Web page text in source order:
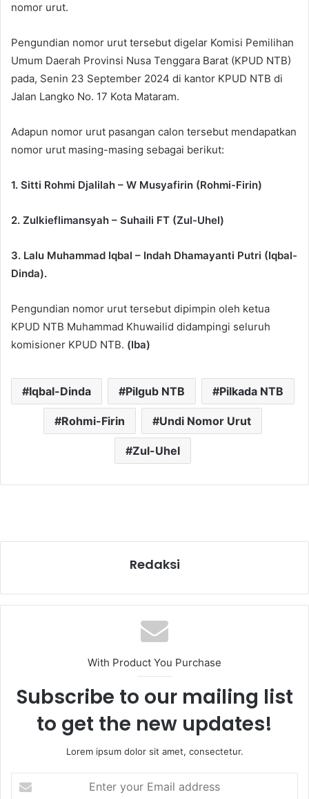
nomor urut.
Pengundian nomor urut tersebut digelar Komisi Pemilihan
Umum Daerah Provinsi Nusa Tenggara Barat (KPUD NTB)
pada, Senin 23 September 2024 di kantor KPUD NTB di
Jalan Langko No. 17 Kota Mataram.
Adapun nomor urut pasangan calon tersebut mendapatkan
nomor urut masing-masing sebagai berikut:
1. Sitti Rohmi Djalilah – W Musyafirin (Rohmi-Firin)
2. Zulkieflimansyah – Suhaili FT (Zul-Uhel)
3. Lalu Muhammad Iqbal – Indah Dhamayanti Putri (Iqbal-
Dinda).
Pengundian nomor urut tersebut dipimpin oleh ketua
KPUD NTB Muhammad Khuwailid didampingi seluruh
komisioner KPUD NTB. (Iba)
Iqbal-Dinda Pilgub NTB Pilkada NTB
Rohmi-Firin Undi Nomor Urut
Zul-Uhel
Redaksi
With Product You Purchase
Subscribe to our mailing list
to get the new updates!
Lorem ipsum dolor sit amet, consectetur.
your